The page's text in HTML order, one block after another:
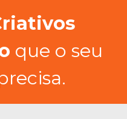
que o seu